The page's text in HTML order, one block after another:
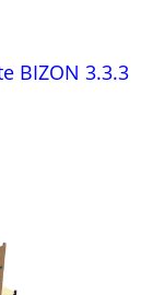
BIZON 3.3.3